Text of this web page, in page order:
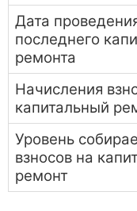
Дата
последнего
ремонта
Начисления
капитальный
Уровень
взносов на
ремонт